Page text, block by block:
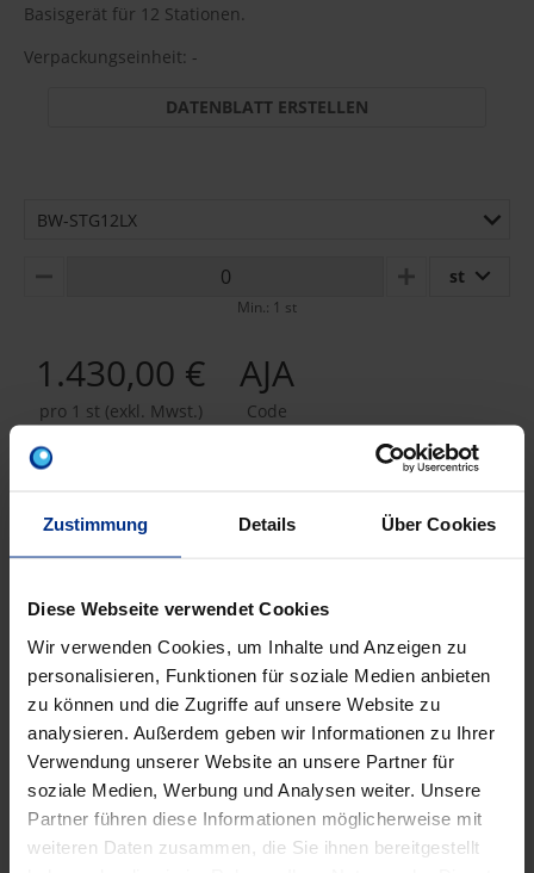
Zustimmung Details Über Cookies
Diese Webseite verwendet Cookies
Wir verwenden Cookies, um Inhalte und Anzeigen zu
personalisieren, Funktionen für soziale Medien anbieten
zu können und die Zugriffe auf unsere Website zu
analysieren. Außerdem geben wir Informationen zu Ihrer
Verwendung unserer Website an unsere Partner für
soziale Medien, Werbung und Analysen weiter. Unsere
Partner führen diese Informationen möglicherweise mit
weiteren Daten zusammen, die Sie ihnen bereitgestellt
Basisgerät für 12 Stationen.
Verpackungseinheit: -
DATENBLATT ERSTELLEN
BW-STG12LX
MINUS PLUS st
Min.: 1 st
1.430,00 €
pro 1 st (exkl. Mwst.)
AJA
Code
ZUBEHÖR/WERKZEUG/S
ONSTIGES